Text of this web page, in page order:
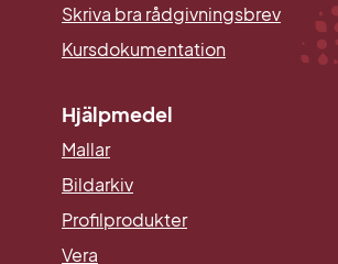
Skriva bra rådgivningsbrev
Kursdokumentation
Hjälpmedel
Mallar
BildarkivLänk till annan webbplats.
Profilprodukter
Vera